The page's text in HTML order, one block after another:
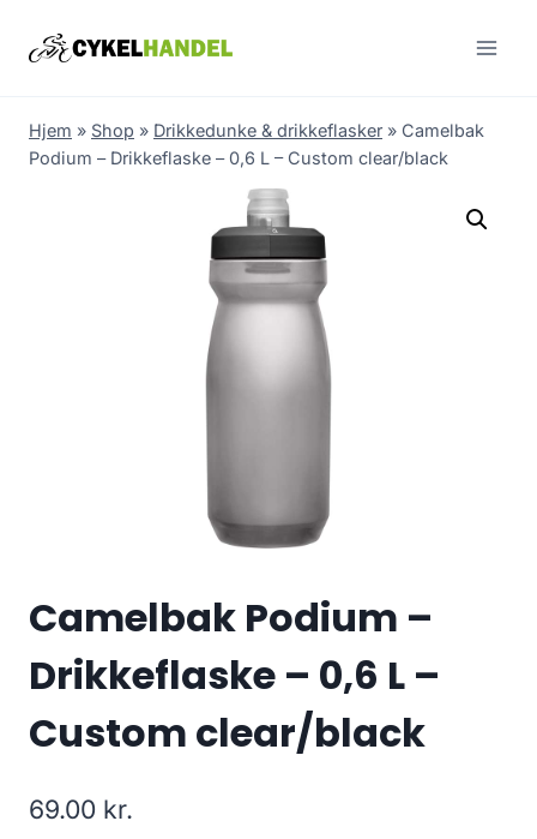
Hjem » Shop » Drikkedunke & drikkeflasker » Camelbak
Podium – Drikkeflaske – 0,6 L – Custom clear/black
Camelbak Podium –
Drikkeflaske – 0,6 L –
Custom clear/black
69.00 kr.